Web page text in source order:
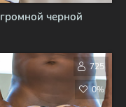
черной
725
0%